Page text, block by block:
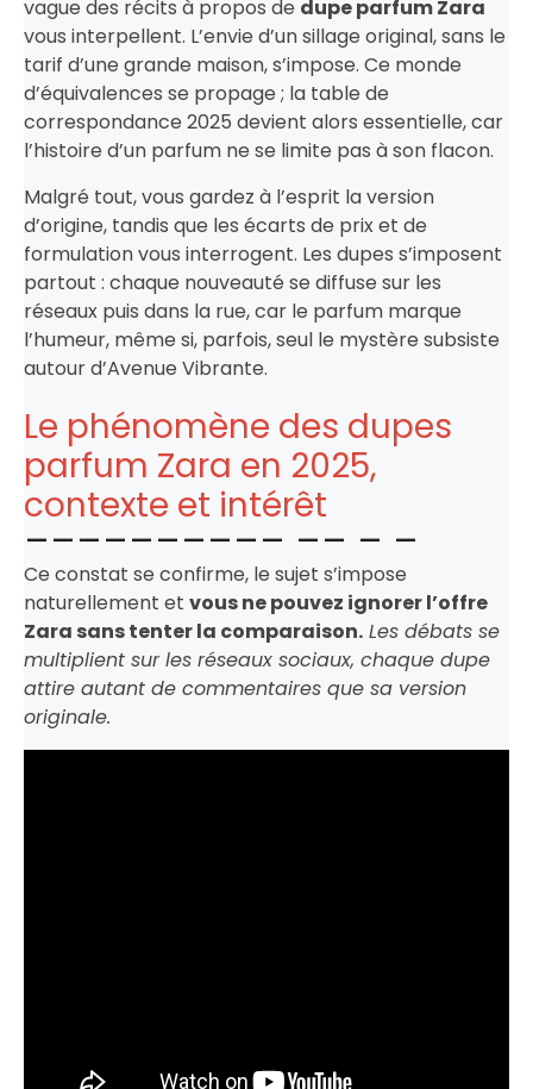
vague des récits à propos de dupe parfum Zara
vous interpellent. L’envie d’un sillage original, sans le
tarif d’une grande maison, s’impose. Ce monde
d’équivalences se propage ; la table de
correspondance 2025 devient alors essentielle, car
l’histoire d’un parfum ne se limite pas à son flacon.
Malgré tout, vous gardez à l’esprit la version
d’origine, tandis que les écarts de prix et de
formulation vous interrogent. Les dupes s’imposent
partout : chaque nouveauté se diffuse sur les
réseaux puis dans la rue, car le parfum marque
l’humeur, même si, parfois, seul le mystère subsiste
autour d’Avenue Vibrante.
Le phénomène des dupes
parfum Zara en 2025,
contexte et intérêt
Ce constat se confirme, le sujet s’impose
naturellement et vous ne pouvez ignorer l’offre
Zara sans tenter la comparaison. Les débats se
multiplient sur les réseaux sociaux, chaque dupe
attire autant de commentaires que sa version
originale.